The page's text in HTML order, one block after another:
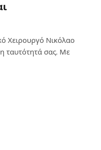
Χειρουργό Νικόλαο
ταυτότητά σας. Με